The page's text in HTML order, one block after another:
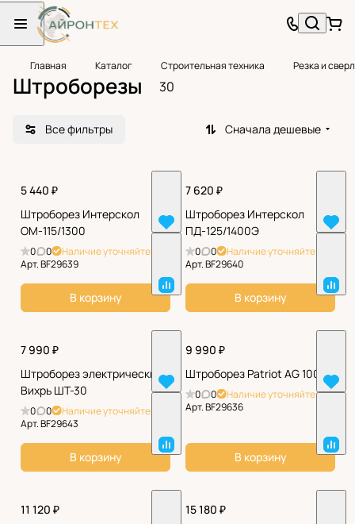
Главная Каталог Строительная техника Резка и
Штроборезы 30
Все фильтры Сначала дешевые
5 440 ₽
Штроборез Интерскол
ОМ-115/1300
0 0
Наличие уточняйте
Арт.BF29639
В корзину
7 620 ₽
Штроборез Интерскол
ПД-125/1400Э
0 0
Наличие уточняйте
Арт.BF29640
В корзину
7 990 ₽
Штроборез электрический
Вихрь ШТ-30
0 0
Наличие уточняйте
Арт.BF29643
В корзину
9 990 ₽
Штроборез Patriot AG 100
0 0
Наличие уточняйте
Арт.BF29636
В корзину
11 120 ₽
15 180 ₽